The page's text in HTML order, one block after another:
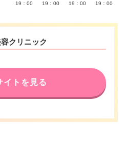
19：00
19：00
19：00
19：00
クリニック
イトを見る